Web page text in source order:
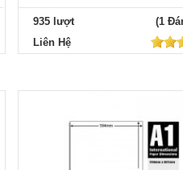
935 lượt
(1
Liên Hệ